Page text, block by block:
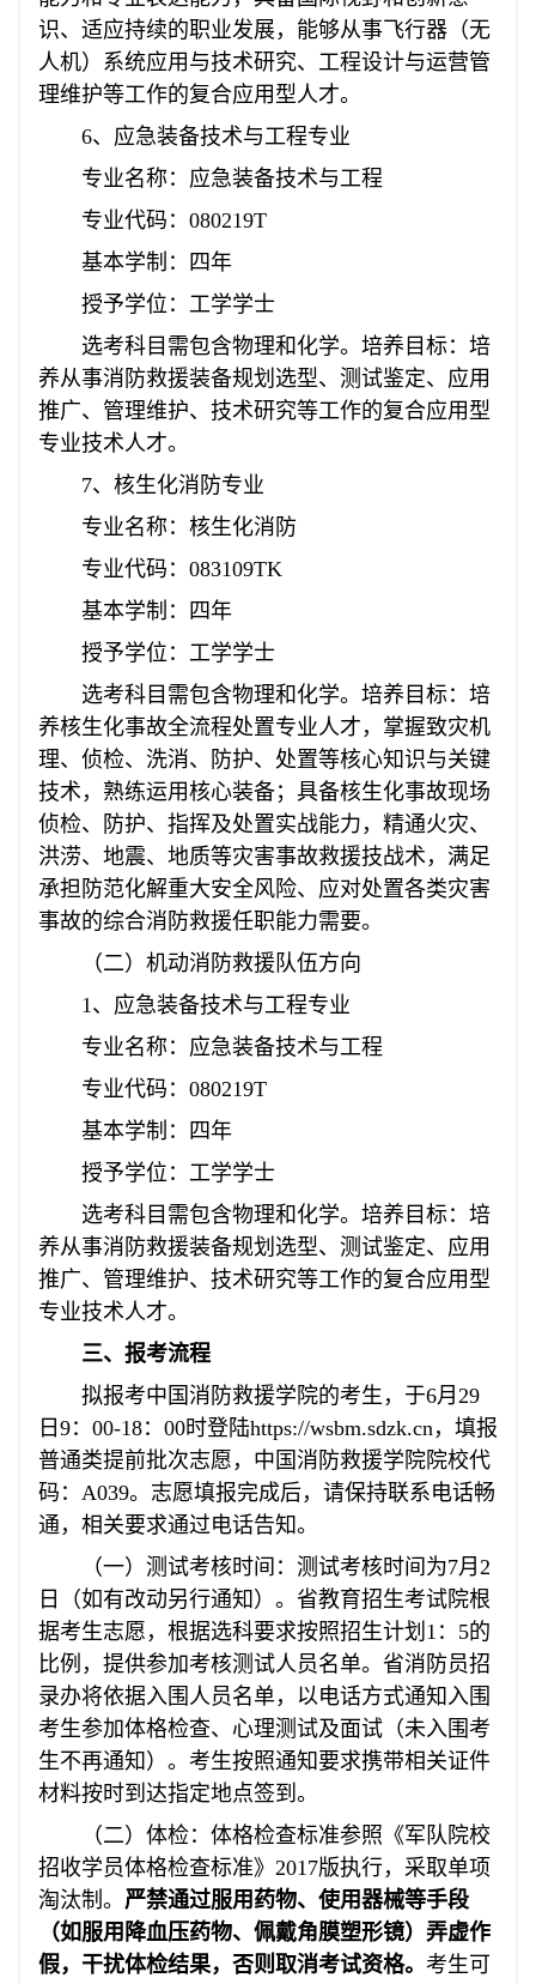
识、适应持续的职业发展，能够从事飞行器（无
人机）系统应用与技术研究、工程设计与运营管
理维护等工作的复合应用型人才。
6、应急装备技术与工程专业
专业名称：应急装备技术与工程
专业代码：080219T
基本学制：四年
授予学位：工学学士
选考科目需包含物理和化学。培养目标：培
养从事消防救援装备规划选型、测试鉴定、应用
推广、管理维护、技术研究等工作的复合应用型
专业技术人才。
7、核生化消防专业
专业名称：核生化消防
专业代码：083109TK
基本学制：四年
授予学位：工学学士
选考科目需包含物理和化学。培养目标：培
养核生化事故全流程处置专业人才，掌握致灾机
理、侦检、洗消、防护、处置等核心知识与关键
技术，熟练运用核心装备；具备核生化事故现场
侦检、防护、指挥及处置实战能力，精通火灾、
洪涝、地震、地质等灾害事故救援技战术，满足
承担防范化解重大安全风险、应对处置各类灾害
事故的综合消防救援任职能力需要。
（二）机动消防救援队伍方向
1、应急装备技术与工程专业
专业名称：应急装备技术与工程
专业代码：080219T
基本学制：四年
授予学位：工学学士
选考科目需包含物理和化学。培养目标：培
养从事消防救援装备规划选型、测试鉴定、应用
推广、管理维护、技术研究等工作的复合应用型
专业技术人才。
三、报考流程
拟报考中国消防救援学院的考生，于6月29
日9：00-18：00时登陆https://wsbm.sdzk.cn，填报
普通类提前批次志愿，中国消防救援学院院校代
码：A039。志愿填报完成后，请保持联系电话畅
通，相关要求通过电话告知。
（一）测试考核时间：测试考核时间为7月2
日（如有改动另行通知）。省教育招生考试院根
据考生志愿，根据选科要求按照招生计划1：5的
比例，提供参加考核测试人员名单。省消防员招
录办将依据入围人员名单，以电话方式通知入围
考生参加体格检查、心理测试及面试（未入围考
生不再通知）。考生按照通知要求携带相关证件
材料按时到达指定地点签到。
（二）体检：体格检查标准参照《军队院校
招收学员体格检查标准》2017版执行，采取单项
淘汰制。 严禁通过服用药物、使用器械等手段
（如服用降血压药物、佩戴角膜塑形镜）弄虚作
假，干扰体检结果，否则取消考试资格。 考生可